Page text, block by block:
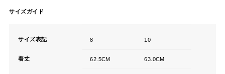
サイズガイド
サイズ表記 8 10
着丈 62.5CM 63.0CM